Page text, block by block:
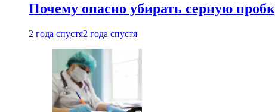
Почему опасно убирать серную
2 года спустя2 года спустя